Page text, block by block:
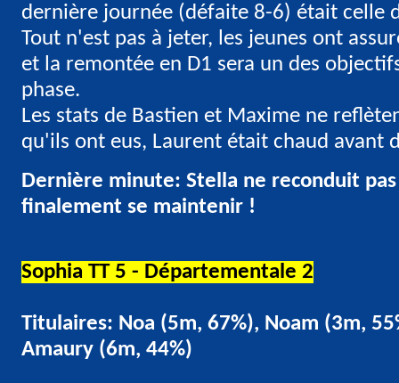
dernière journée (défaite 8-6) était celle
Tout n'est pas à jeter, les jeunes ont
et la remontée en D1 sera un des
phase.
Les stats de Bastien et Maxime ne
qu'ils ont eus, Laurent était chaud avant
Dernière minute: Stella ne reconduit
finalement se maintenir !
Sophia TT 5 - Départementale 2
Titulaires: Noa (5m, 67%), Noam (3m,
Amaury (6m, 44%)